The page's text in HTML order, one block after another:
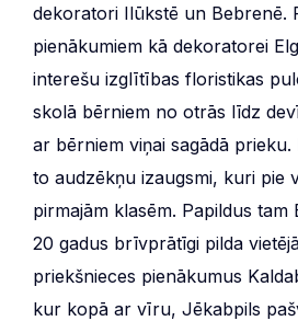
dekoratori Ilūkstē un Bebrenē.
pienākumiem kā dekoratorei
interešu izglītības floristikas
skolā bērniem no otrās līdz
ar bērniem viņai sagādā
to audzēkņu izaugsmi, kuri pie
pirmajām klasēm. Papildus tam
20 gadus brīvprātīgi pilda
priekšnieces pienākumus
kur kopā ar vīru, Jēkabpils